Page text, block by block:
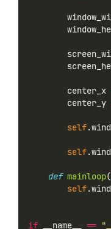
        center_x
        center_y
self
self
def mainloop(
self
if __name__ ==